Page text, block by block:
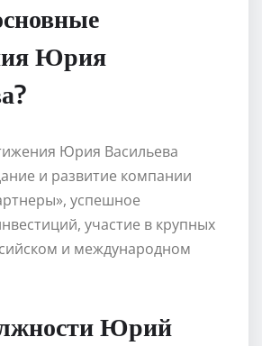
Юрия
Юрия Васильева
и развитие компании
успешное
участие в крупных
и международном
Юрий